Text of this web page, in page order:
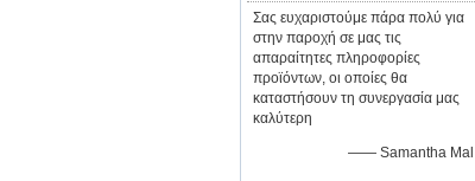
Σας ευχαριστούμε πάρα πολύ για
στην παροχή σε μας τις
απαραίτητες πληροφορίες
προϊόντων, οι οποίες θα
καταστήσουν τη συνεργασία μας
καλύτερη
—— Samantha Mal